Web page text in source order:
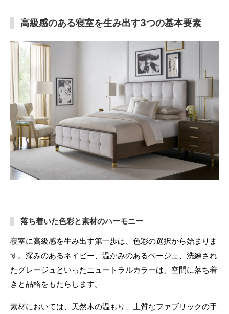
高級感のある寝室を生み出す3つの基本要素
落ち着いた色彩と素材のハーモニー
寝室に高級感を生み出す第一歩は、色彩の選択から始まりま
す。深みのあるネイビー、温かみのあるベージュ、洗練され
たグレージュといったニュートラルカラーは、空間に落ち着
きと品格をもたらします。
素材においては、天然木の温もり、上質なファブリックの手